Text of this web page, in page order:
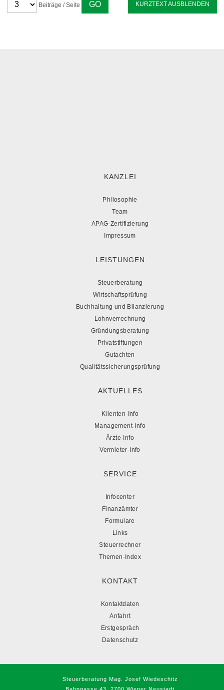
Beiträge / Seite KURZTEXT AUSBLENDEN
KANZLEI
Philosophie
Team
APAG-Zertifizierung
Impressum
LEISTUNGEN
Steuerberatung
Wirtschaftsprüfung
Buchhaltung und Bilanzierung
Lohnverrechnung
Gründungsberatung
Privatstiftungen
Gutachten
Qualitätssicherungsprüfung
AKTUELLES
Klienten-Info
Management-Info
Ärzte-Info
Vermieter-Info
SERVICE
Infocenter
Finanzämter
Formulare
Links
Steuerrechner
Themen-Index
KONTAKT
Kontaktdaten
Anfahrt
Erstgespräch
Datenschutz
Steuerberatung Mag. Josef Wiedeschitz